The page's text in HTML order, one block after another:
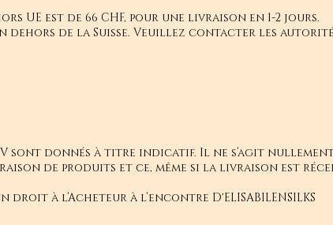
UE est de 66 CHF, pour une livraison en 1-2 jours.
dehors de la Suisse. Veuillez contacter les
sont donnés à titre indicatif. Il ne s’agit
de produits et ce, même si la livraison est
à l’Acheteur à l’encontre D'ELISABILENSILKS